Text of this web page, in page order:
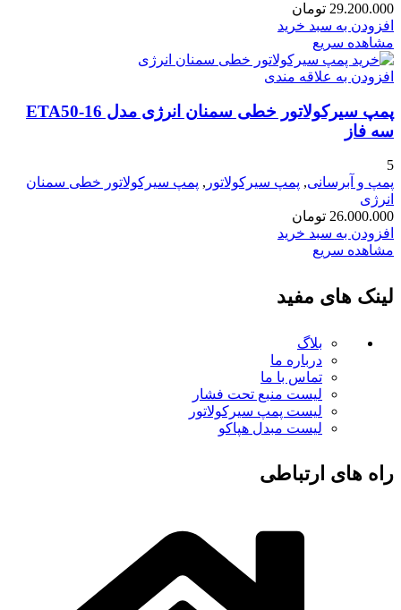
29.200.000 تومان
افزودن به سبد خرید
مشاهده سریع
افزودن به علاقه مندی
پمپ سیرکولاتور خطی سمنان انرژی مدل ETA50-16
سه فاز
5
پمپ و آبرسانی, پمپ سیرکولاتور , پمپ سیرکولاتور خطی سمنان
انرژی
26.000.000 تومان
افزودن به سبد خرید
مشاهده سریع
لینک های مفید
بلاگ
درباره ما
تماس با ما
لیست منبع تحت فشار
لیست پمپ سیرکولاتور
لیست مبدل هپاکو
راه های ارتباطی